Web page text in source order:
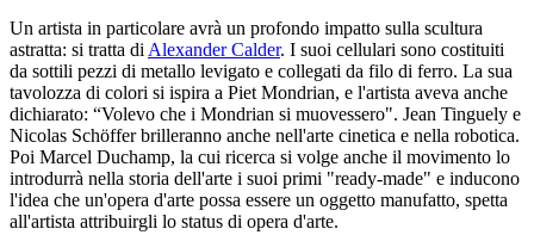
Un artista in particolare avrà un profondo impatto sulla scultura
astratta: si tratta diAlexander Calder. I suoi cellulari sono costituiti
da sottili pezzi di metallo levigato e collegati da filo di ferro. La sua
tavolozza di colori si ispira a Piet Mondrian, e l'artista aveva anche
dichiarato: “Volevo che i Mondrian si muovessero". Jean Tinguely e
Nicolas Schöffer brilleranno anche nell'arte cinetica e nella robotica.
Poi Marcel Duchamp, la cui ricerca si volge anche il movimento lo
introdurrà nella storia dell'arte i suoi primi "ready-made" e inducono
l'idea che un'opera d'arte possa essere un oggetto manufatto, spetta
all'artista attribuirgli lo status di opera d'arte.